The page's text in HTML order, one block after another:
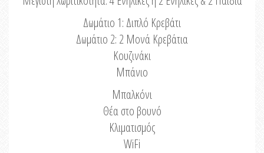
Δωμάτιο 1: Διπλό Κρεβάτι
Δωμάτιο 2: 2 Μονά Κρεβάτια
Κουζινάκι
Μπάνιο
Μπαλκόνι
Θέα στο βουνό
Κλιματισμός
WiFi